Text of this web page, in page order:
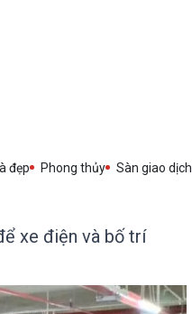
đẹp Phong thủy
Sàn giao dịch
xe điện và bố trí